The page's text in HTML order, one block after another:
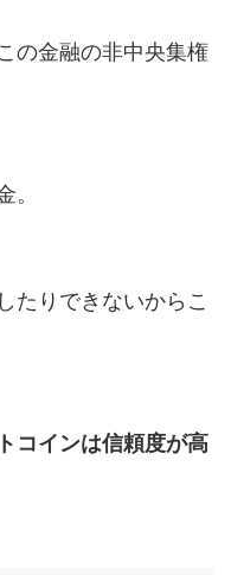
の金融の非中央集権
。
たりできないからこ
コインは信頼度が高